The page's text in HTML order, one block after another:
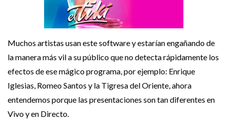
Muchos artistas usan este software y estarían engañando de
la manera más vil a su público que no detecta rápidamente los
efectos de ese mágico programa, por ejemplo: Enrique
Iglesias, Romeo Santos y la Tigresa del Oriente, ahora
entendemos porque las presentaciones son tan diferentes en
Vivo y en Directo.